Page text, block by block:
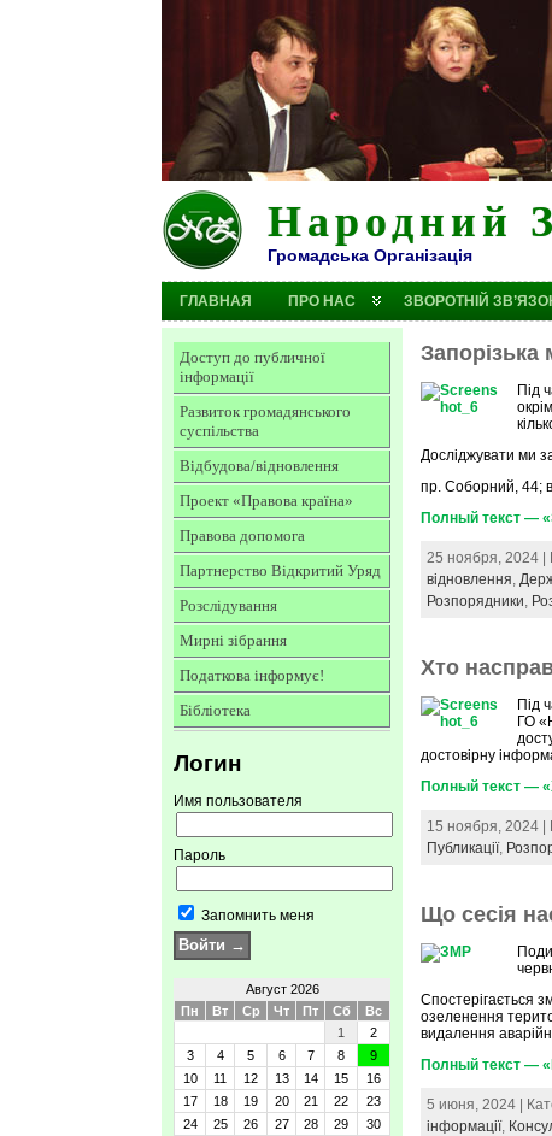
Народний
Громадська Організація
ГЛАВНАЯ ПРО НАС ЗВОРОТНІЙ
Доступ до публичної
інформації
Развиток громадянського
суспільства
Відбудова/відновлення
Проект «Правова країна»
Правова допомога
Партнерство Відкритий Уряд
Розслідування
Мирні зібрання
Податкова інформує!
Бібліотека
Логин
Имя пользователя
Пароль
Запомнить меня
Август 2026
Пн
Вт Ср Чт Пт Сб Вс
1
2
3
4 5 6 7 8
9
10
11 12 13 14 15
16
17
18 19 20 21 22
23
24
25 26 27 28 29
30
Запорізька
Під
Досліджувати ми
пр. Соборний, 44;
Полный текст —
25 ноября, 2024 |
відновлення,
Розпорядники,
Хто
Під
ГО
достовірну
Полный текст —
15 ноября, 2024 |
Публикації,
Що сесія
Спостерігається
озеленення
видалення
Полный текст —
5 июня, 2024 |
інформації,